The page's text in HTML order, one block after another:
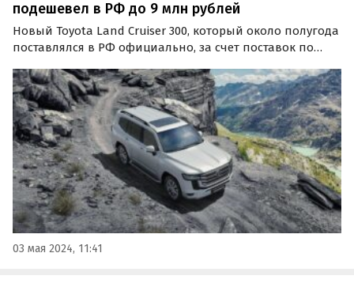
подешевел в РФ до 9 млн рублей
Новый Toyota Land Cruiser 300, который около полугода
поставлялся в РФ официально, за счет поставок по
рынок.
03 мая 2024, 11:41